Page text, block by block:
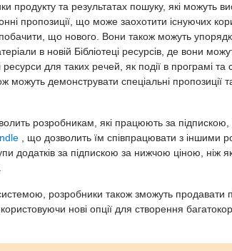
продукту та результатах пошуку, які можуть
пропозиції, що може заохотити існуючих
що нового. Вони також можуть
в новій Бібліотеці ресурсів, де вони
ресурси для таких речей, як події в програмі та
можуть демонструвати спеціальні пропозиції
розробникам, які працюють за підпискою,
, що дозволить їм співпрацювати з іншими
додатків за підпискою за нижчою ціною, ніж
розробники також зможуть продавати
нові опції для створення